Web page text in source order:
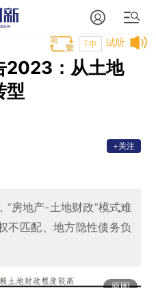
试听
T中
2023：从土地
型
+关注
“房地产-土地财政”模式难
不匹配、地方隐性债务负